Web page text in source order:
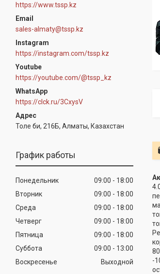
https://www.tssp.kz
sales-almaty@tssp.kz
Instagram
https://instagram.com/tssp.kz
Youtube
https://youtube.com/@tssp_kz
WhatsApp
https://clck.ru/3CxysV
Толе би, 216Б, Алматы, Казахстан
График работы
Понедельник 09:00
18:00
Вторник
09:00
18:00
Среда
09:00
18:00
Четверг
09:00
18:00
Пятница
09:00
18:00
Суббота
09:00
13:00
Воскресенье
Выходной
-